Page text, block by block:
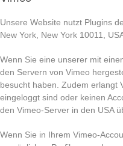
Unsere Website nutzt Plugins
New York, New York 10011,
Wenn Sie eine unserer mit
den Servern von Vimeo
besucht haben. Zudem erlangt
eingeloggt sind oder keinen
den Vimeo-Server in den USA
Wenn Sie in Ihrem Vimeo-